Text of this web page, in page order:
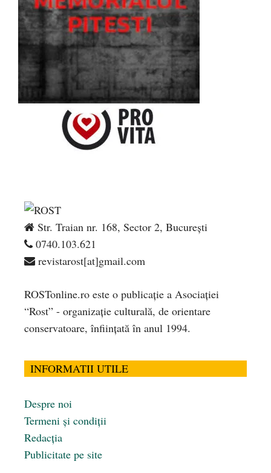
Str. Traian nr. 168, Sector 2, București
0740.103.621
revistarost[at]gmail.com
ROSTonline.ro este o publicaţie a Asociaţiei
“Rost” - organizaţie culturală, de orientare
conservatoare, înfiinţată în anul 1994.
INFORMATII UTILE
Despre noi
Termeni și condiții
Redacția
Publicitate pe site